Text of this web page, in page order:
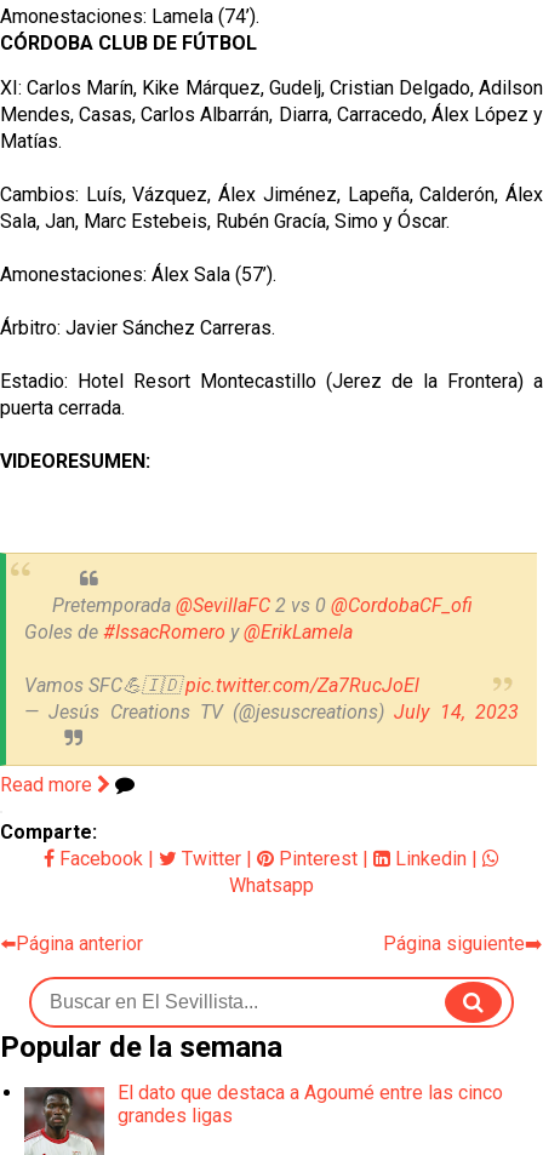
Amonestaciones: Lamela (74’).
CÓRDOBA CLUB DE FÚTBOL
XI: Carlos Marín, Kike Márquez, Gudelj, Cristian Delgado, Adilson
Mendes, Casas, Carlos Albarrán, Diarra, Carracedo, Álex López y
Matías.
Cambios: Luís, Vázquez, Álex Jiménez, Lapeña, Calderón, Álex
Sala, Jan, Marc Estebeis, Rubén Gracía, Simo y Óscar.
Amonestaciones: Álex Sala (57’).
Árbitro: Javier Sánchez Carreras.
Estadio: Hotel Resort Montecastillo (Jerez de la Frontera) a
puerta cerrada.
VIDEORESUMEN:
Pretemporada @SevillaFC 2 vs 0 @CordobaCF_ofi
Goles de #IssacRomero y@ErikLamela
Vamos SFC💪🇮🇩pic.twitter.com/Za7RucJoEl
— Jesús Creations TV (@jesuscreations)July 14, 2023
Read more
Comparte:
Facebook | Twitter | Pinterest | Linkedin |
Whatsapp
⬅️Página anterior Página siguiente➡️
Popular de la semana
El dato que destaca a Agoumé entre las cinco
grandes ligas